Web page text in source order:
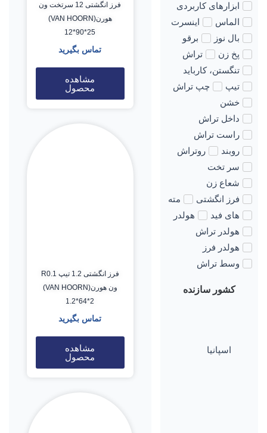
ابزارهای کاربردی
الماس
اینسرت
بال نوز
برقو
پخ زن
تراش
تنگستن، کارباید
تیپ
چپ تراش
خشن
داخل تراش
راست تراش
روبند
روتراش
سر تخت
شعاع زن
فرز انگشتی
مته
های فید
هولدر
هولدر تراش
هولدر فرز
وسط تراش
کشور سازنده
اسپانیا
فرز انگشتی 12 سرتخت ون
هورن(VAN HOORN)
12*90*25
تماس بگیرید
مشاهده
محصول
فرز انگشتی 1.2 تیپ R0.1
ون هورن(VAN HOORN)
1.2*64*2
تماس بگیرید
مشاهده
محصول